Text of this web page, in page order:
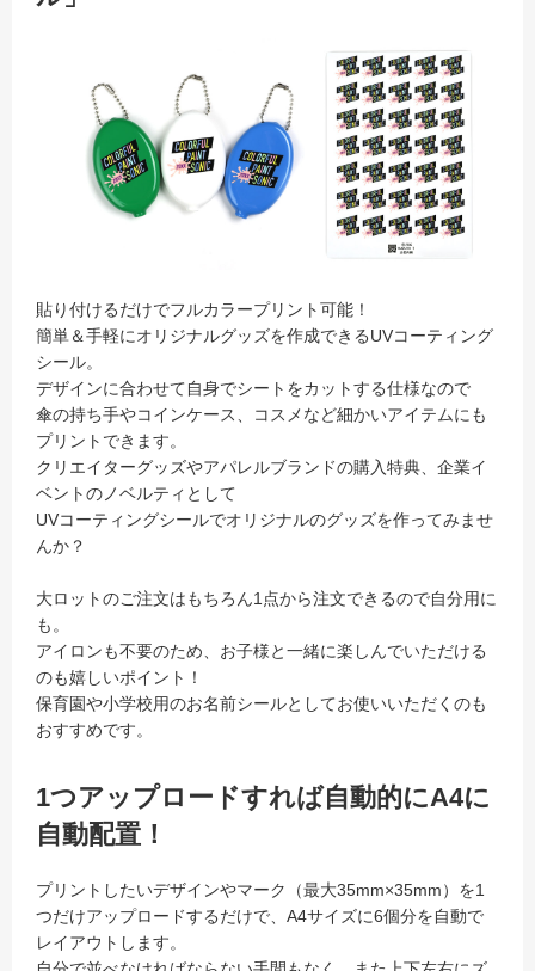
貼り付けるだけでフルカラープリント可能！
簡単＆手軽にオリジナルグッズを作成できるUVコーティング
シール。
デザインに合わせて自身でシートをカットする仕様なので
傘の持ち手やコインケース、コスメなど細かいアイテムにも
プリントできます。
クリエイターグッズやアパレルブランドの購入特典、企業イ
ベントのノベルティとして
UVコーティングシールでオリジナルのグッズを作ってみませ
んか？
大ロットのご注文はもちろん1点から注文できるので自分用に
も。
アイロンも不要のため、お子様と一緒に楽しんでいただける
のも嬉しいポイント！
保育園や小学校用のお名前シールとしてお使いいただくのも
おすすめです。
1つアップロードすれば自動的にA4に
自動配置！
プリントしたいデザインやマーク（最大35mm×35mm）を1
つだけアップロードするだけで、A4サイズに6個分を自動で
レイアウトします。